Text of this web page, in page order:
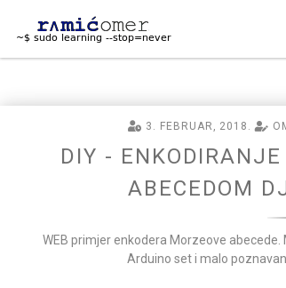
3. FEBRUAR, 2018.
DIY -
ABECEDOM
WEB primjer enkodera Morzeove
Arduino set i malo